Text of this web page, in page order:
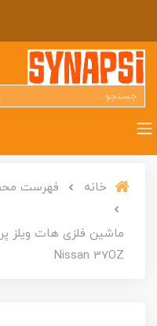
خانه فهرست
Nissan 37OZ